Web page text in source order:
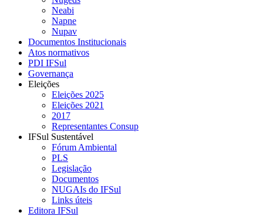
Neabi
Napne
Nupav
Documentos Institucionais
Atos normativos
PDI IFSul
Governança
Eleições
Eleições 2025
Eleições 2021
2017
Representantes Consup
IFSul Sustentável
Fórum Ambiental
PLS
Legislação
Documentos
NUGAIs do IFSul
Links úteis
Editora IFSul